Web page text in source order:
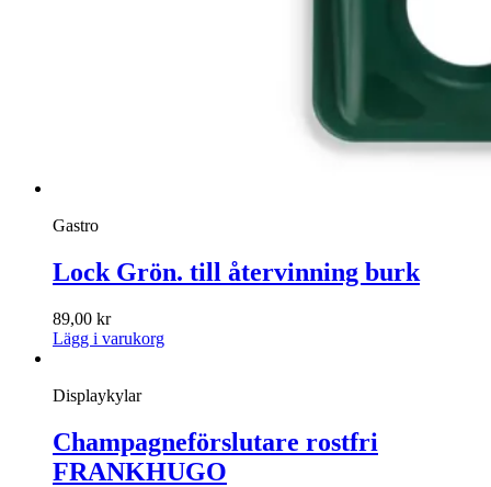
Gastro
Lock Grön. till återvinning burk
89,00 kr
Lägg i varukorg
Displaykylar
Champagneförslutare rostfri
FRANKHUGO